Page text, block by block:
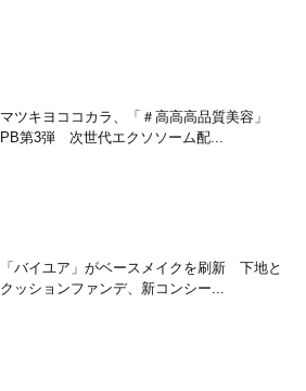
マツキヨココカラ、「＃高高高品質美容」
PB第3弾 次世代エクソソーム配...
「バイユア」がベースメイクを刷新 下地と
クッションファンデ、新コンシー...